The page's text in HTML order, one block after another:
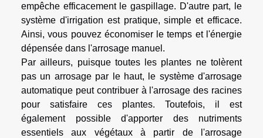
empêche efficacement le gaspillage. D'autre part, le
système d'irrigation est pratique, simple et efficace.
Ainsi, vous pouvez économiser le temps et l'énergie
dépensée dans l'arrosage manuel.
Par ailleurs, puisque toutes les plantes ne tolèrent
pas un arrosage par le haut, le système d'arrosage
automatique peut contribuer à l'arrosage des racines
pour satisfaire ces plantes. Toutefois, il est
également possible d'apporter des nutriments
essentiels aux végétaux à partir de l'arrosage